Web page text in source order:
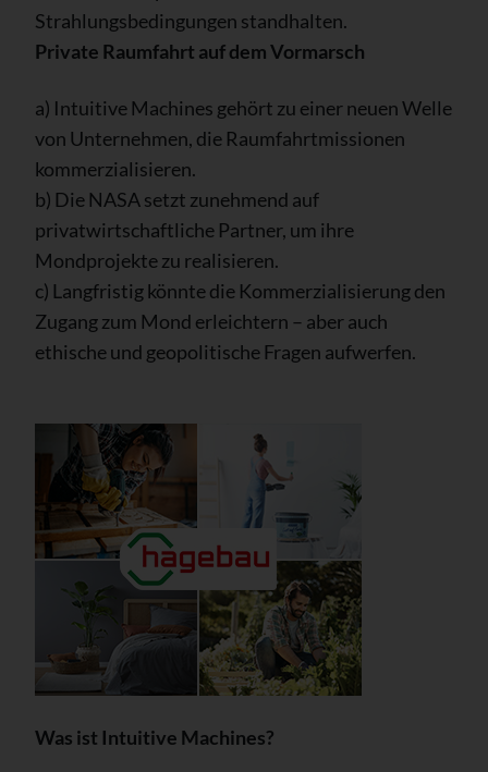
Strahlungsbedingungen standhalten.
Private Raumfahrt auf dem Vormarsch
a) Intuitive Machines gehört zu einer neuen Welle
von Unternehmen, die Raumfahrtmissionen
kommerzialisieren.
b) Die NASA setzt zunehmend auf
privatwirtschaftliche Partner, um ihre
Mondprojekte zu realisieren.
c) Langfristig könnte die Kommerzialisierung den
Zugang zum Mond erleichtern – aber auch
ethische und geopolitische Fragen aufwerfen.
Was ist Intuitive Machines?